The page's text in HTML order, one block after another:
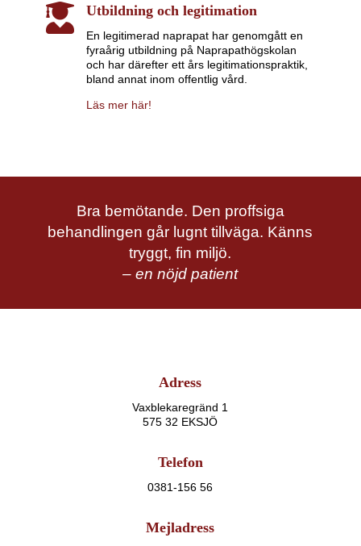
 Utbildning och legitimation
En legitimerad naprapat har genomgått en
fyraårig utbildning på Naprapathögskolan
och har därefter ett års legitimationspraktik,
bland annat inom offentlig vård.
Läs mer här!
Bra bemötande. Den proffsiga
behandlingen går lugnt tillväga. Känns
tryggt, fin miljö.
– en nöjd patient
Adress
Vaxblekaregränd 1
575 32 EKSJÖ
Telefon
0381-156 56
Mejladress